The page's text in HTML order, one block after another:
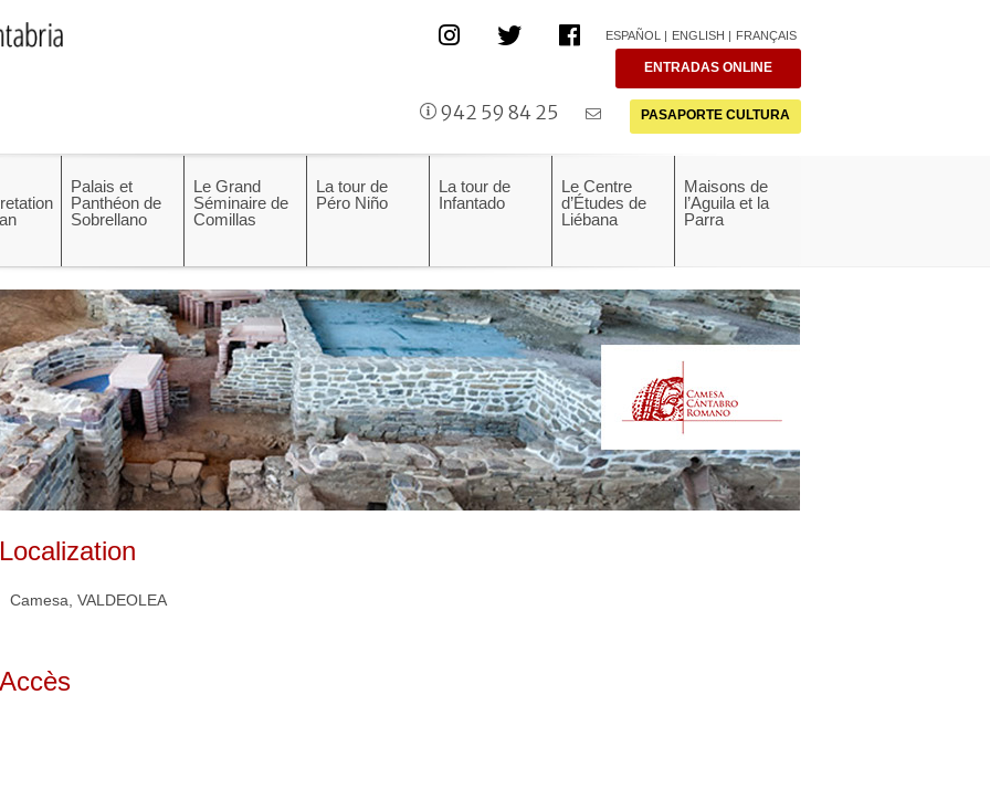
ESPAÑOL ENGLISH FRANÇAIS
ENTRADAS ONLINE
942 59 84 25 PASAPORTE CULTURA
Palais et
Panthéon de
Sobrellano
Le Grand
Séminaire de
Comillas
La tour de
Péro Niño
La tour de
Infantado
Le Centre
d’Études de
Liébana
Maisons de
l’Aguila et la
Parra
Camesa, VALDEOLEA